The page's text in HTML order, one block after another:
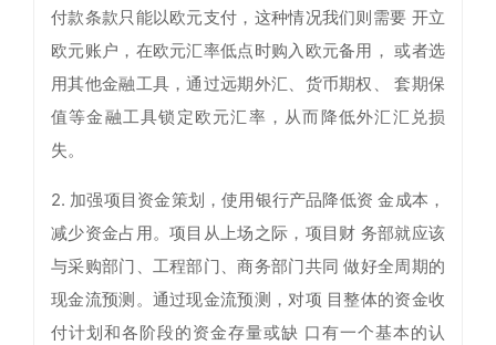
付款条款只能以欧元支付，这种情况我们则需要 开立
欧元账户，在欧元汇率低点时购入欧元备用， 或者选
用其他金融工具，通过远期外汇、货币期权、 套期保
值等金融工具锁定欧元汇率，从而降低外汇汇兑损
失。
2. 加强项目资金策划，使用银行产品降低资 金成本，
减少资金占用。项目从上场之际，项目财 务部就应该
与采购部门、工程部门、商务部门共同 做好全周期的
现金流预测。通过现金流预测，对项 目整体的资金收
付计划和各阶段的资金存量或缺 口有一个基本的认